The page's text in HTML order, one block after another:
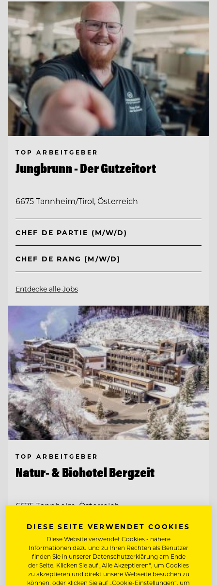
TOP ARBEITGEBER
Jungbrunn - Der Gutzeitort
6675 Tannheim/Tirol, Österreich
CHEF DE PARTIE (M/W/D)
CHEF DE RANG (M/W/D)
Entdecke alle Jobs
TOP ARBEITGEBER
Natur- & Biohotel Bergzeit
6675 Tannheim, Österreich
CHEF DE RANG
CHEF DE PARTIE
DIESE SEITE VERWENDET COOKIES
Diese Website verwendet Cookies - nähere
Informationen dazu und zu Ihren Rechten als Benutzer
finden Sie in unserer Datenschutzerklärung am Ende
der Seite. Klicken Sie auf „Alle Akzeptieren“, um Cookies
zu akzeptieren und direkt unsere Webseite besuchen zu
können, oder klicken Sie auf „Cookie-Einstellungen“, um